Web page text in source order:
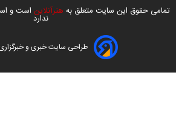
تمامی حقوق این سایت متعلق به هنرآنلاین است و
ندارد
طراحی سایت خبری و